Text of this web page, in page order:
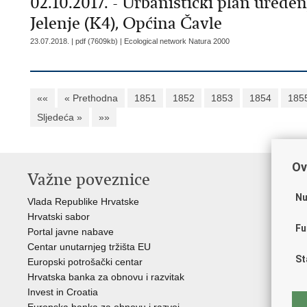
Jelenje (K4), Općina Čavle
23.07.2018. | pdf (7609kb) | Ecological network Natura 2000
«« « Prethodna 1851 1852 1853 1854
Sljedeća »
»»
Važne poveznice
Vlada Republike Hrvatske
Hrvatski sabor
Portal javne nabave
Centar unutarnjeg tržišta EU
Europski potrošački centar
Hrvatska banka za obnovu i razvitak
Invest in Croatia